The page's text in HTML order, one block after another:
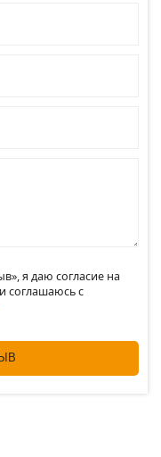
я даю согласие на
соглашаюсь c